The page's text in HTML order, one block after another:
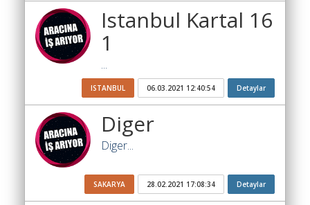
Arayanlar
arayanlar
arayanlar
Aracına
Istanbul Kartal 16
1
...
ISTANBUL 06.03.2021 12:40:54 Detaylar
Diger
Diger...
SAKARYA 28.02.2021 17:08:34 Detaylar